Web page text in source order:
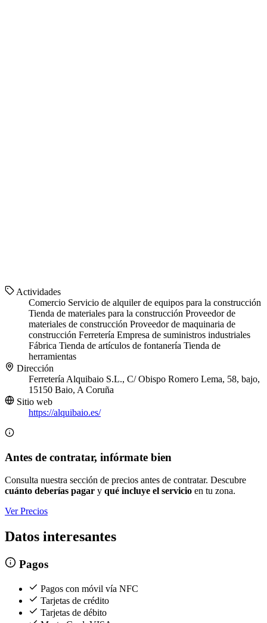
Actividades
Comercio Servicio de alquiler de equipos para la construcción
Tienda de materiales para la construcción Proveedor de
materiales de construcción Proveedor de maquinaria de
construcción Ferretería Empresa de suministros industriales
Fábrica Tienda de artículos de fontanería Tienda de
herramientas
Dirección
Ferretería Alquibaio S.L., C/ Obispo Romero Lema, 58, bajo,
15150 Baio, A Coruña
Sitio web
https://alquibaio.es/
Antes de contratar, infórmate bien
Consulta nuestra sección de precios antes de contratar. Descubre
cuánto deberías pagar y qué incluye el servicio en tu zona.
Ver Precios
Datos interesantes
Pagos
Pagos con móvil vía NFC
Tarjetas de crédito
Tarjetas de débito